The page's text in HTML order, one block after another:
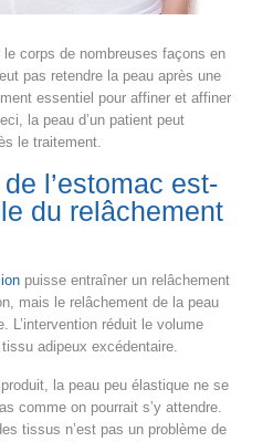
le corps de nombreuses façons en
pas retendre la peau après une
essentiel pour affiner et affiner
la peau d’un patient peut
le traitement.
l’estomac est-
du relâchement
puisse entraîner un relâchement
mais le relâchement de la peau
L’intervention réduit le volume
adipeux excédentaire.
la peau peu élastique ne se
comme on pourrait s’y attendre.
tissus n’est pas un problème de